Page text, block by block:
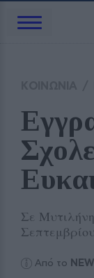
Σε
Σεπτεμβρίου
Από το